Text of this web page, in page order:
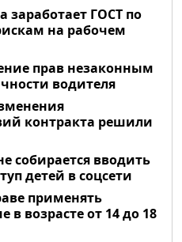
заработает ГОСТ по
на рабочем
прав незаконным
водителя
контракта решили
собирается вводить
детей в соцсети
применять
в возрасте от 14 до 18